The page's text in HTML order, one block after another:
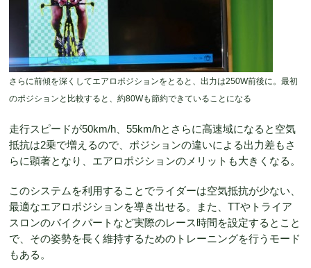
さらに前傾を深くしてエアロポジションをとると、出力は250W前後に。最初
のポジションと比較すると、約80Wも節約できていることになる
走行スピードが50km/h、55km/hとさらに高速域になると空気
抵抗は2乗で増えるので、ポジションの違いによる出力差もさ
らに顕著となり、エアロポジションのメリットも大きくなる。
このシステムを利用することでライダーは空気抵抗が少ない、
最適なエアロポジションを導き出せる。また、TTやトライア
スロンのバイクパートなど実際のレース時間を設定するとこと
で、その姿勢を長く維持するためのトレーニングを行うモード
もある。